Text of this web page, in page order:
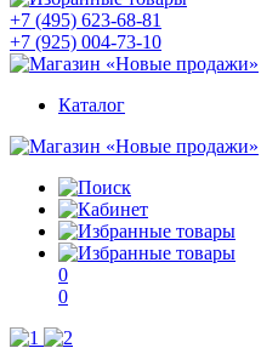
+7 (495) 623-68-81
+7 (925) 004-73-10
Каталог
0
0